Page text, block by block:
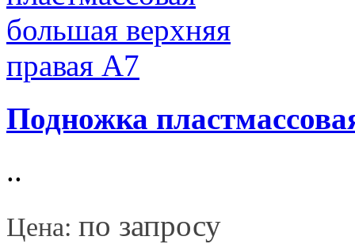
Подножка
..
Цена: по запросу